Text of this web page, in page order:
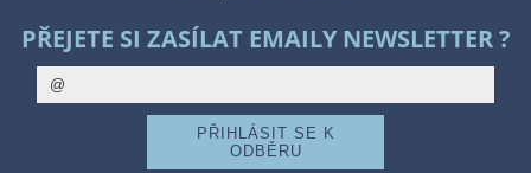
PŘEJETE SI ZASÍLAT EMAILY NEWSLETTER ?